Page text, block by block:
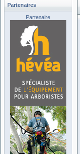
Partenaires
Partenaire